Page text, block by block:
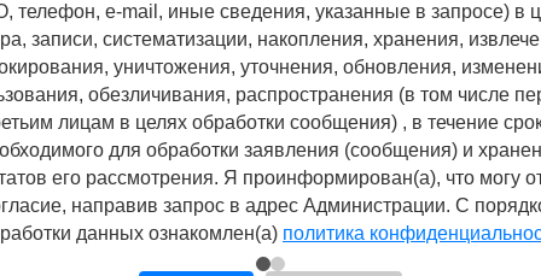
телефон, е-mail, иные сведения, указанные в запросе) в
записи, систематизации, накопления, хранения,
уничтожения, уточнения, обновления,
обезличивания, распространения (в том числе
лицам в целях обработки сообщения) , в течение
для обработки заявления (сообщения) и
его рассмотрения. Я проинформирован(а), что могу
направив запрос в адрес Администрации. С
данных ознакомлен(а) политика
не горит
с проблемой —
о ней!
о проблеме